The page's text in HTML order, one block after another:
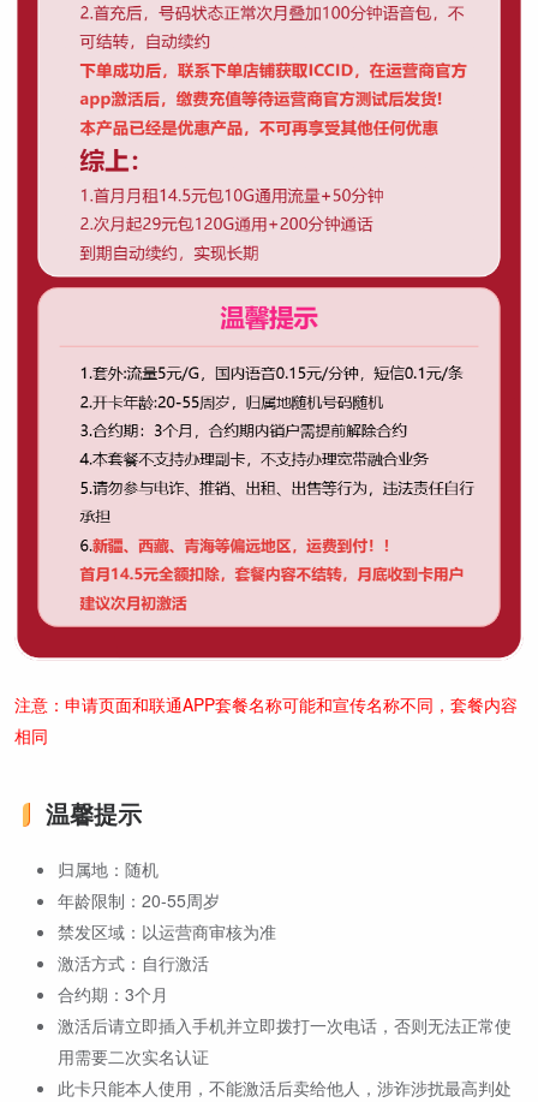
注意：申请页面和联通APP套餐名称可能和宣传名称不同，套餐内容
相同
温馨提示
归属地：随机
年龄限制：20-55周岁
禁发区域：以运营商审核为准
激活方式：自行激活
合约期：3个月
激活后请立即插入手机并立即拨打一次电话，否则无法正常使
用需要二次实名认证
此卡只能本人使用，不能激活后卖给他人，涉诈涉扰最高判处